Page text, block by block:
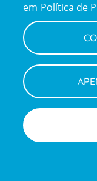
Centro de Apoio ao
em Política de